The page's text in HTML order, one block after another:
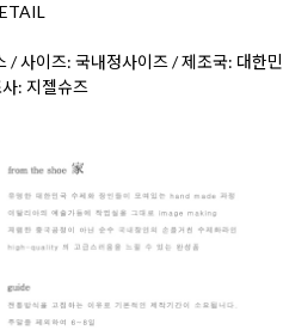
사이즈: 국내정사이즈 / 제조국: 대한민
: 지젤슈즈